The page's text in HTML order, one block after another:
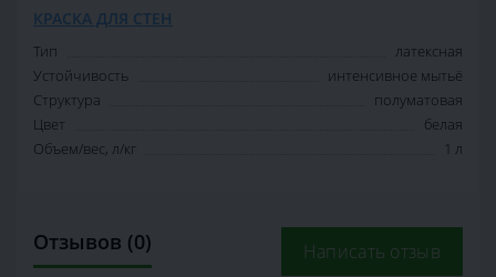
КРАСКА ДЛЯ СТЕН
Тип
латексная
Устойчивость
интенсивное мытьё
Структура
полуматовая
Цвет
белая
Объем/вес, л/кг
1 л
Отзывов (0) Написать отзыв